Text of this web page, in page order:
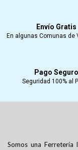
Envío Gratis
En algunas Comunas de
Pago Seguro
Seguridad 100% al
Somos una